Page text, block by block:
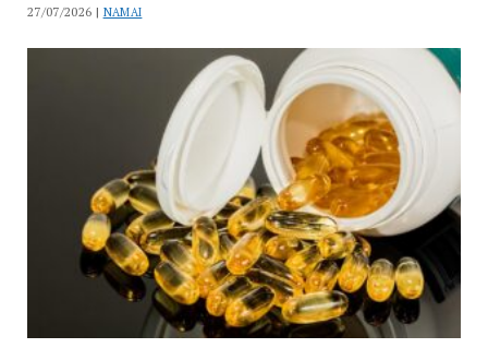
27/07/2026 | NAMAI